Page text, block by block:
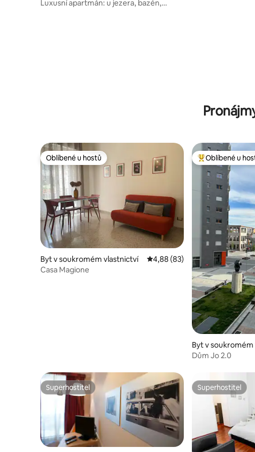
POSTELE NAVÍC Můžeme ubytovat
Luxusní apartmán: u jezera, bazén,
Oblíbené u hostů
Oblíbené u hostů
Byt v soukromém vlastnictví Průměrné hodnocení 4,88 z 5,
4,88 (83)
Casa Magione
Nejlepší v
Oblíbené u
Byt v
Dům Jo 2.0
Superhostitel
Superhostitel Superhostitel
Superhostitel